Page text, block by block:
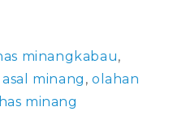
minangkabau,
minang ,olahan
minang